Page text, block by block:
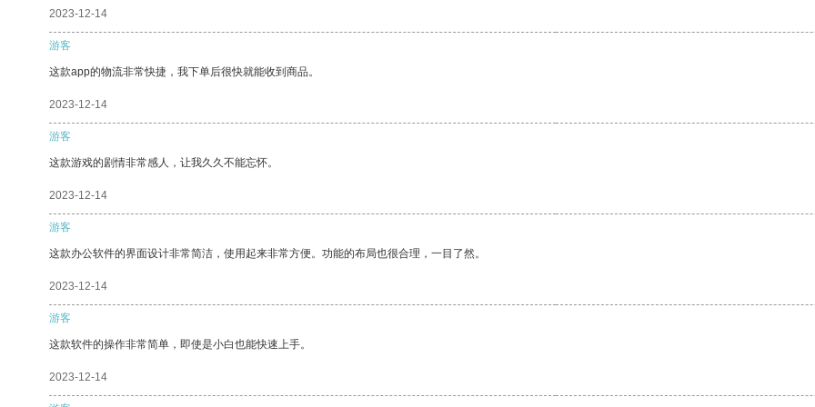
2023-12-14
游客
这款app的物流非常快捷，我下单后很快就能收到商品。
2023-12-14
游客
这款游戏的剧情非常感人，让我久久不能忘怀。
2023-12-14
游客
这款办公软件的界面设计非常简洁，使用起来非常方便。功能的布局也很合理，一目了然。
2023-12-14
游客
这款软件的操作非常简单，即使是小白也能快速上手。
2023-12-14